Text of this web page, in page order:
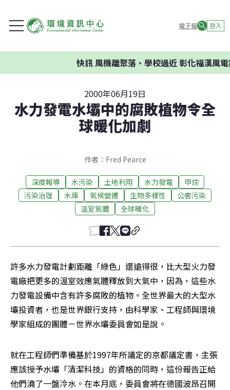
電子報 登入
快訊風機離聚落、學校過近 彰化福漢風電
2000年06月19日
水力發電水壩中的腐敗植物令全
球暖化加劇
作者：Fred Pearce
深度報導 水污染 土地利用 水力發電
甲烷
污染治理
水庫 氣候變遷 生物多樣性
公害污染
溫室氣體
全球暖化
許多水力發電計劃距離「綠色」還遠得很，比大型火力發
電廠把更多的溫室效應氣體釋放到大氣中，因為，這些水
力發電設備中含有許多腐敗的植物。全世界最大的大型水
壩投資者，也是世界銀行支持，由科學家、工程師與環境
學家組成的團體－世界水壩委員會如是說。
就在工程師們準備基於1997年所議定的京都議定書，主張
應該授予水壩「清潔科技」的資格的同時，這份報告正給
他們澆了一盤冷水。在本月底，委員會將在德國波昂召開